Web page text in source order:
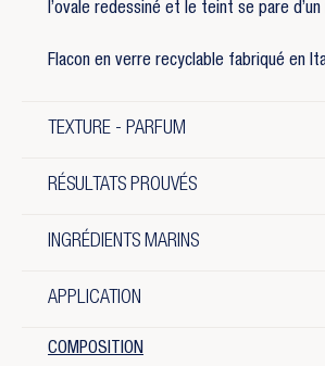
l’ovale redessiné et le teint se pare
Flacon en verre recyclable fabriqué en
TEXTURE - PARFUM
RÉSULTATS PROUVÉS
INGRÉDIENTS MARINS
APPLICATION
COMPOSITION